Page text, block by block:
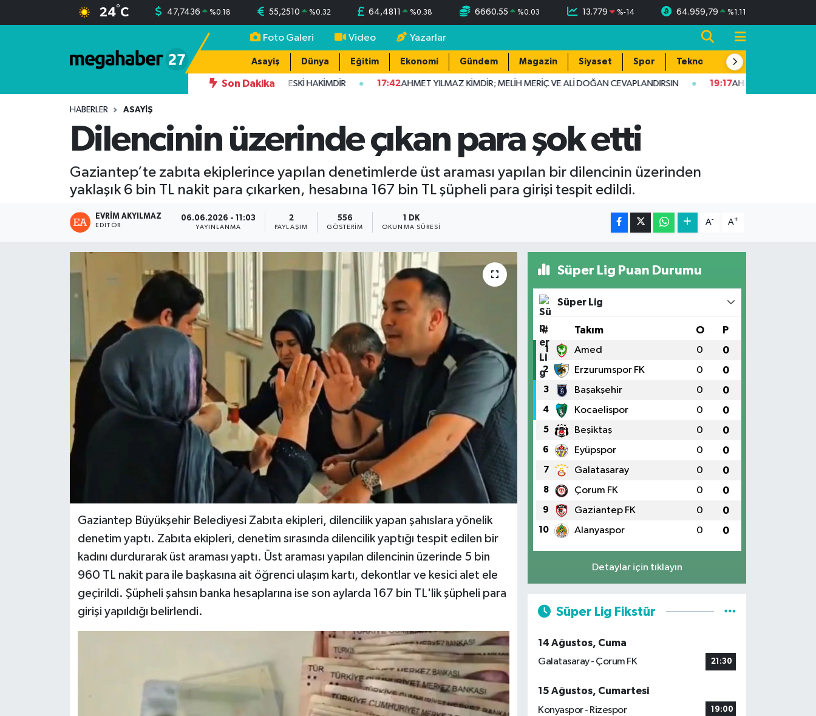
24°C 47,7436 %0.18 55,2510 %0.32 64,4811 %0.38 6660.55 %0.03 13.779 %-14 64.959,79 %1.11
Foto Galeri Video Yazarlar
Asayiş Dünya Eğitim Ekonomi Gündem Magazin Siyaset Spor Teknoloji
Son Dakika
AHMET YILMAZ KARKAMIŞLI, ESKİ HAKİMDİR 17:42AHMET YILMAZ KİMDİR; MELİH MERİÇ VE ALİ DOĞAN CEVAPLANDIRSIN 19:17AHMET YILMAZ
HABERLER ASAYIŞ
Dilencinin üzerinde çıkan para şok etti
Gaziantep’te zabıta ekiplerince yapılan denetimlerde üst araması yapılan bir dilencinin üzerinden
yaklaşık 6 bin TL nakit para çıkarken, hesabına 167 bin TL şüpheli para girişi tespit edildi.
EVRIM AKYILMAZ
EDITÖR
06.06.2026 - 11:03
YAYINLANMA
2
PAYLAŞIM
556
GÖSTERIM
1 DK
OKUNMA SÜRESI
A- A+
Gaziantep Büyükşehir Belediyesi Zabıta ekipleri, dilencilik yapan şahıslara yönelik
denetim yaptı. Zabıta ekipleri, denetim sırasında dilencilik yaptığı tespit edilen bir
kadını durdurarak üst araması yaptı. Üst araması yapılan dilencinin üzerinde 5 bin
960 TL nakit para ile başkasına ait öğrenci ulaşım kartı, dekontlar ve kesici alet ele
geçirildi. Şüpheli şahsın banka hesaplarına ise son aylarda 167 bin TL'lik şüpheli para
girişi yapıldığı belirlendi.
Süper Lig Puan Durumu
Süper Lig
# Takım O P
1 Amed 0 0
2 Erzurumspor FK 0 0
3 Başakşehir 0 0
4 Kocaelispor 0 0
5 Beşiktaş 0 0
6 Eyüpspor 0 0
7 Galatasaray 0 0
8 Çorum FK 0 0
9 Gaziantep FK 0 0
10 Alanyaspor 0 0
Detaylar için tıklayın
Süper Lig Fikstür
14 Ağustos, Cuma
Galatasaray - Çorum FK
21:30
15 Ağustos, Cumartesi
Konyaspor - Rizespor
19:00
Süper Lig Puan Durumu ve Fikstür
Tüm Manşetler
Son Dakika Haberleri
Haber Arşivi